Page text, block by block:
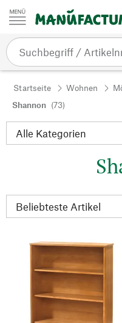
Zum Inhalt springen
Startseite Wohnen
Shannon (73)